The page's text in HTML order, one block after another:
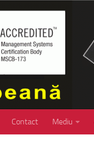
Contact Mediu